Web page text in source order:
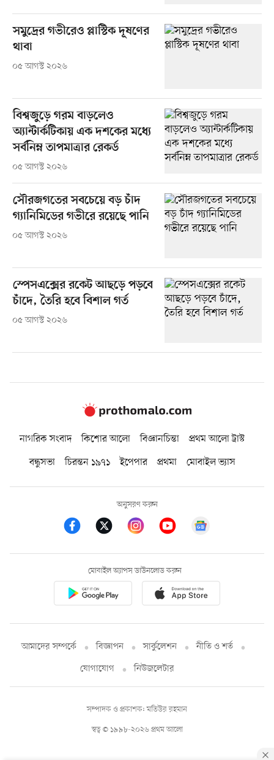
সমুদ্রের গভীরেও প্লাস্টিক দূষণের
থাবা
০৫ আগস্ট ২০২৬
বিশ্বজুড়ে গরম বাড়লেও
অ্যান্টার্কটিকায় এক দশকের মধ্যে
সর্বনিম্ন তাপমাত্রার রেকর্ড
০৫ আগস্ট ২০২৬
সৌরজগতের সবচেয়ে বড় চাঁদ
গ্যানিমিডের গভীরে রয়েছে পানি
০৫ আগস্ট ২০২৬
স্পেসএক্সের রকেট আছড়ে পড়বে
চাঁদে, তৈরি হবে বিশাল গর্ত
০৫ আগস্ট ২০২৬
নাগরিক সংবাদ কিশোর আলো বিজ্ঞানচিন্তা
প্রথম আলো ট্রাস্ট
বন্ধুসভা
চিরন্তন ১৯৭১ ইপেপার প্রথমা মোবাইল ভ্যাস
অনুসরণ করুন
মোবাইল অ্যাপস ডাউনলোড করুন
আমাদের সম্পর্কে বিজ্ঞাপন সার্কুলেশন
নীতি ও শর্ত
যোগাযোগ
নিউজলেটার
স্বত্ব © ১৯৯৮-২০২৬ প্রথম আলো
সম্পাদক ও প্রকাশক: মতিউর রহমান